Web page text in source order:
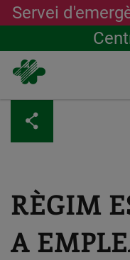
contingut
Servei
RÈGIM
A